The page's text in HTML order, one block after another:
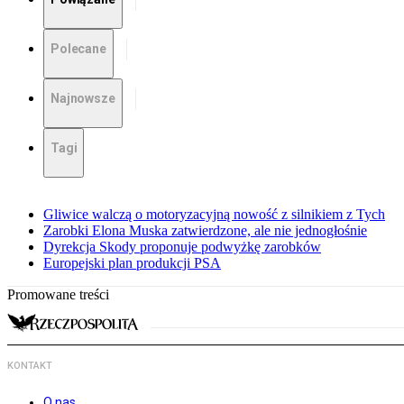
Polecane
Najnowsze
Tagi
Gliwice walczą o motoryzacyjną nowość z silnikiem z Tych
Zarobki Elona Muska zatwierdzone, ale nie jednogłośnie
Dyrekcja Skody proponuje podwyżkę zarobków
Europejski plan produkcji PSA
Promowane treści
KONTAKT